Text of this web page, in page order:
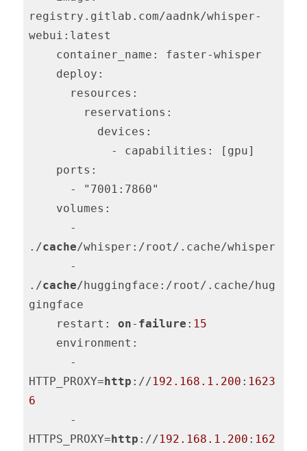
registry.gitlab.com/aadnk/whisper-
webui:latest
./cache/whisper:/root/.cache/whisper
./cache/huggingface:/root/.cache/hug
gingface
    restart:
on- failure : 15
HTTP_PROXY=http ://192.168 .1 .200 : 1623
6
HTTPS_PROXY=http ://192.168 .1 .200 : 162